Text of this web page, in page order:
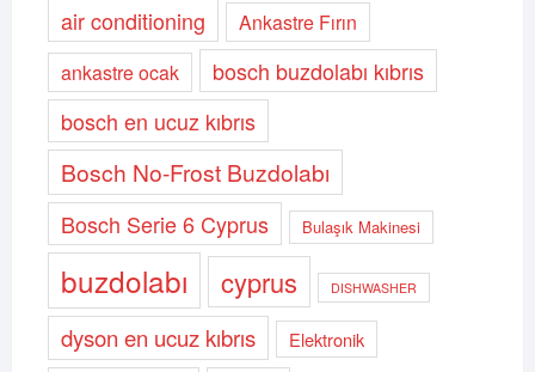
air conditioning
Ankastre Fırın
ankastre ocak
bosch buzdolabı kıbrıs
bosch en ucuz kıbrıs
Bosch No-Frost Buzdolabı
Bosch Serie 6 Cyprus Bulaşık Makinesi
buzdolabı cyprus DISHWASHER
dyson en ucuz kıbrıs Elektronik